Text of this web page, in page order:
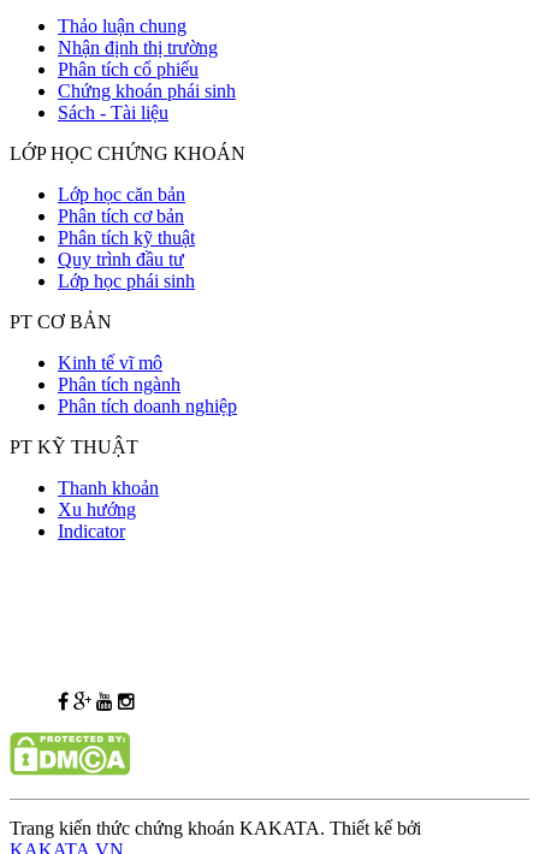
Thảo luận chung
Nhận định thị trường
Phân tích cổ phiếu
Chứng khoán phái sinh
Sách - Tài liệu
LỚP HỌC CHỨNG KHOÁN
Lớp học căn bản
Phân tích cơ bản
Phân tích kỹ thuật
Quy trình đầu tư
Lớp học phái sinh
PT CƠ BẢN
Kinh tế vĩ mô
Phân tích ngành
Phân tích doanh nghiệp
PT KỸ THUẬT
Thanh khoản
Xu hướng
Indicator
Trang kiến thức chứng khoán KAKATA. Thiết kế bởi
KAKATA.VN